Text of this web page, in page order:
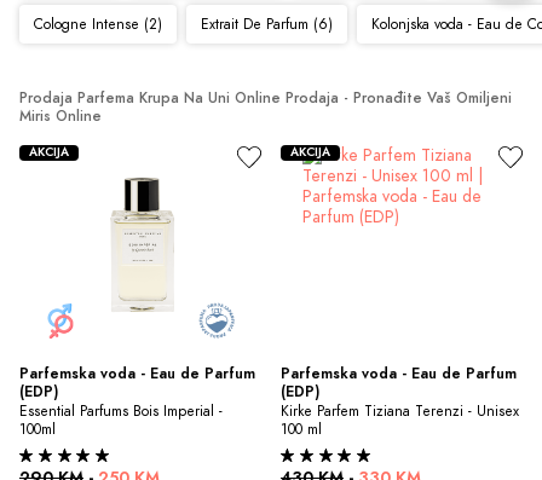
Cologne Intense (2) Extrait De Parfum (6) Kolonjska voda - Eau de
Prodaja Parfema Krupa Na Uni Online Prodaja - Pronađite Vaš Omiljeni
Miris Online
Parfemska voda - Eau de Parfum
(EDP)
Essential Parfums Bois Imperial -
100ml
AKCIJA
Parfemska voda - Eau de Parfum
(EDP)
Kirke Parfem Tiziana Terenzi - Unisex
100 ml
AKCIJA